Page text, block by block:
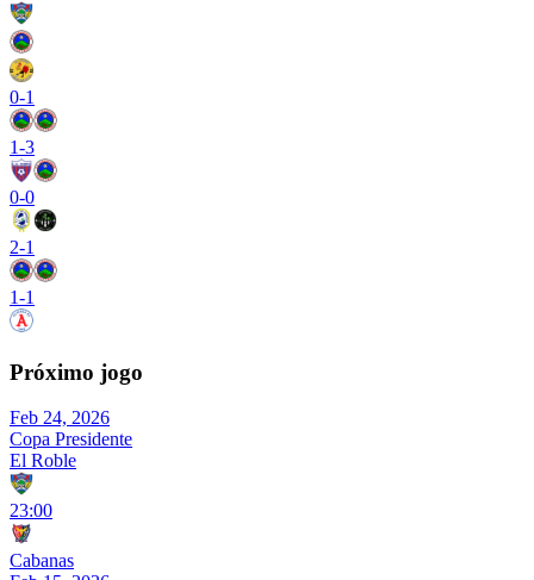
0-1
1-3
0-0
2-1
1-1
Próximo jogo
Feb 24, 2026
Copa Presidente
El Roble
23:00
Cabanas